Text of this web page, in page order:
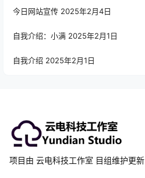
今日网站宣传 2025年2月4日
自我介绍：小满 2025年2月1日
自我介绍 2025年2月1日
项目由 云电科技工作室 目组维护更新